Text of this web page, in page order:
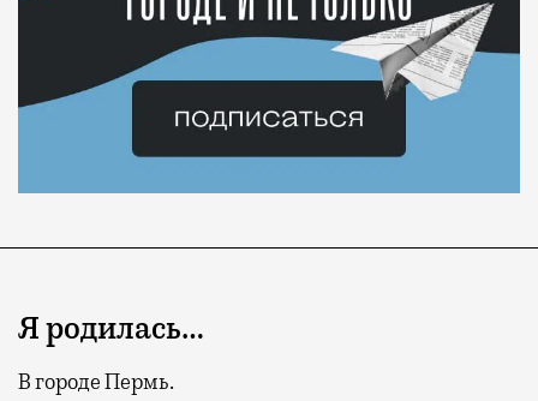
Я родилась…
В городе Пермь.